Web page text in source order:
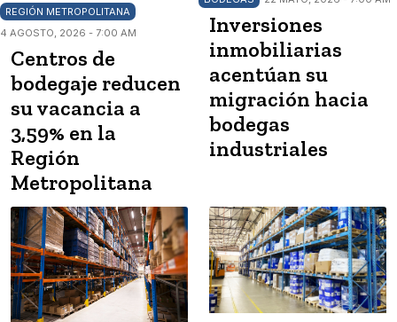
REGIÓN METROPOLITANA
4 AGOSTO, 2026 - 7:00 AM
Centros de
bodegaje reducen
su vacancia a
3,59% en la
Región
Metropolitana
Inversiones
inmobiliarias
acentúan su
migración hacia
bodegas
industriales